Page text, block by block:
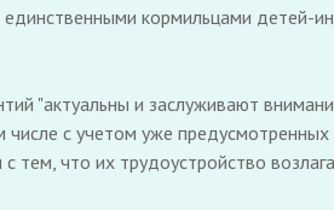
кормильцами детей-
"актуальны и заслуживают
с учетом уже
тем, что их трудоустройство